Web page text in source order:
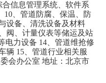
信息管理系统、软件系
10、管道防腐、保温、防
设备、清洗设备及材料
阀、计量仪表等储运及站
电力设备 14、管道维抢修
辆 15、管道行业相关服
会办公室 地址：北京市